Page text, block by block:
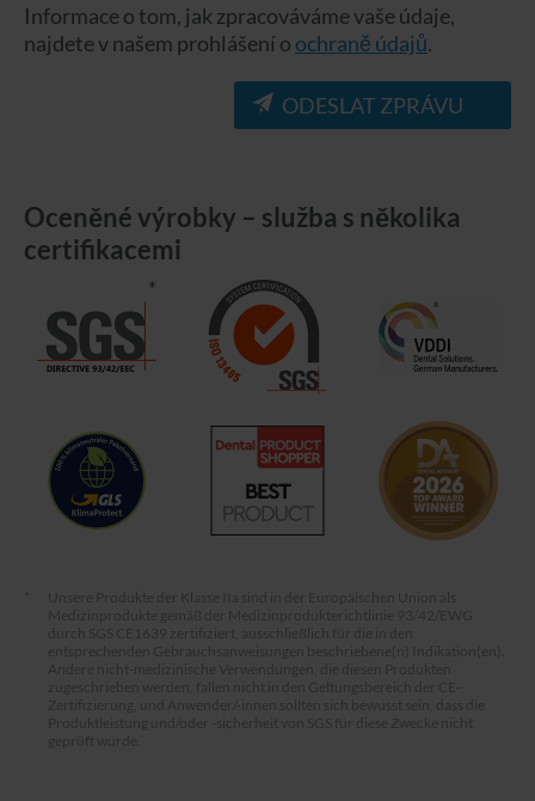
Informace o tom, jak zpracováváme vaše údaje,
najdete v našem prohlášení o ochraně údajů.
ODESLAT ZPRÁVU
Oceněné výrobky – služba s několika
certifikacemi